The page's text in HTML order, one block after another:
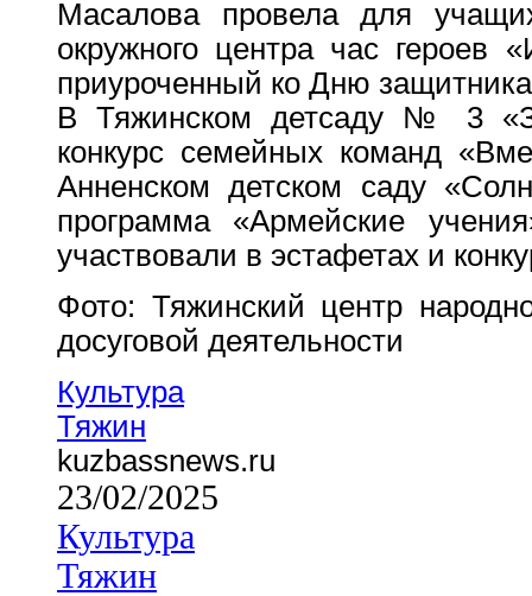
Масалова провела для
окружного центра час
приуроченный ко Дню
В Тяжинском детсаду № 3
конкурс семейных команд
Анненском детском саду
программа «Армейские
участвовали в эстафетах и
Фото: Тяжинский центр
досуговой деятельности
Культура
Тяжин
kuzbassnews.ru
23/02/2025
Культура
Тяжин